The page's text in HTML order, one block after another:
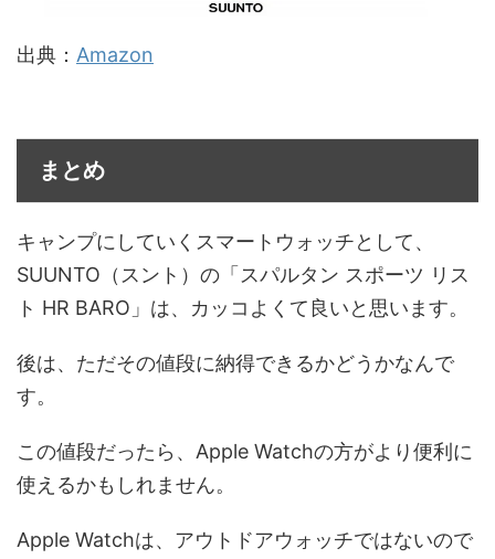
出典： Amazon
まとめ
キャンプにしていくスマートウォッチとして、
SUUNTO（スント）の「スパルタン スポーツ リス
ト HR BARO」は、カッコよくて良いと思います。
後は、ただその値段に納得できるかどうかなんで
す。
この値段だったら、Apple Watchの方がより便利に
使えるかもしれません。
Apple Watchは、アウトドアウォッチではないので